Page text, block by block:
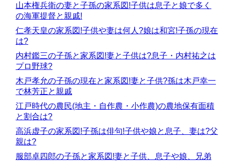
山本権兵衛の妻と子孫の家系図!子供は息子と娘で多く
の海軍提督と親戚!
仁孝天皇の家系図!子供や妻は何人?娘は和宮!子孫の現在
は?
内村鑑三の子孫と家系図!妻と子供は?息子・内村祐之は
プロ野球?
木戸孝允の子孫の現在と家系図!妻と子供?孫は木戸幸一
で林芳正と親戚
江戸時代の農民(地主・自作農・小作農)の農地保有面積
と割合は?
高浜虚子の家系図!子孫は俳句!子供や娘と息子、妻は?父
親は?
服部卓四郎の子孫と家系図!妻と子供、息子や娘、兄弟